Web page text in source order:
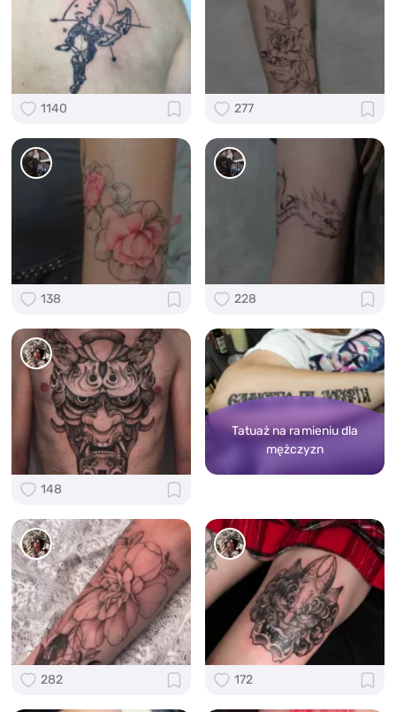
1140 277
138 228
148
Tatuaż na ramieniu dla
mężczyzn
282 172